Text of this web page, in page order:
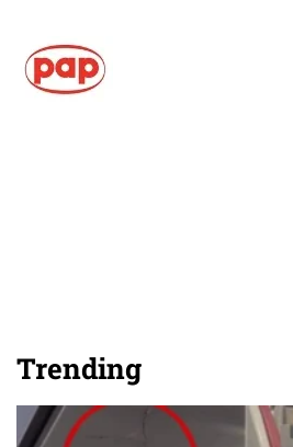
Trending